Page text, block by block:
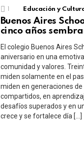
Educación y
Buenos Aires
cinco años
El colegio Buenos Aires
aniversario en una
comunidad y valores.
miden solamente en el
miden en generaciones
compartidos, en
desafíos superados y en
crece y se fortalece día […]